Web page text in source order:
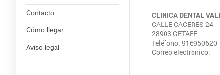
Contacto
Cómo llegar
Aviso legal
CLINICA DENTAL
CALLE CACERES 24
28903 GETAFE
Teléfono: 916950620
Correo electrónico: